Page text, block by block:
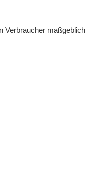
Verbraucher maßgeblich